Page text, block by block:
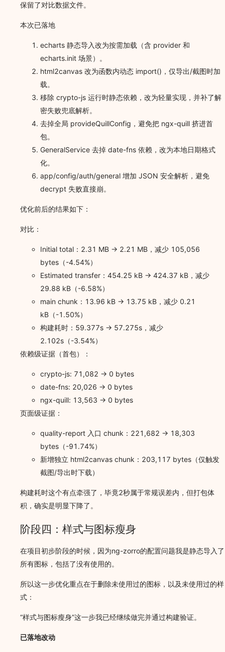
保留了对比数据文件。
本次已落地
echarts 静态导入改为按需加载（含 provider 和
echarts.init 场景）。
html2canvas 改为函数内动态 import()，仅导出/截图时加
载。
移除 crypto-js 运行时静态依赖，改为轻量实现，并补了解
密失败兜底解析。
去掉全局 provideQuillConfig，避免把 ngx-quill 挤进首
包。
GeneralService 去掉 date-fns 依赖，改为本地日期格式
化。
app/config/auth/general 增加 JSON 安全解析，避免
decrypt 失败直接崩。
优化前后的结果如下：
对比：
Initial total：2.31 MB -> 2.21 MB，减少 105,056
bytes（-4.54%）
Estimated transfer：454.25 kB -> 424.37 kB，减少
29.88 kB（-6.58%）
main chunk：13.96 kB -> 13.75 kB，减少 0.21
kB（-1.50%）
构建耗时：59.377s -> 57.275s，减少
2.102s（-3.54%）
依赖级证据（首包）：
crypto-js: 71,082 -> 0 bytes
date-fns: 20,026 -> 0 bytes
ngx-quill: 13,563 -> 0 bytes
页面级证据：
quality-report 入口 chunk：221,682 -> 18,303
bytes（-91.74%）
新增独立 html2canvas chunk：203,117 bytes（仅触发
截图/导出时下载）
构建耗时这个有点牵强了，毕竟2秒属于常规误差内，但打包体
积，确实是明显下降了。
阶段四：样式与图标瘦身
在项目初步阶段的时候，因为ng-zorro的配置问题我是静态导入了
所有图标，包括了没有使用的。
所以这一步优化重点在于删除未使用过的图标，以及未使用过的样
式：
“样式与图标瘦身”这一步我已经继续做完并通过构建验证。
已落地改动